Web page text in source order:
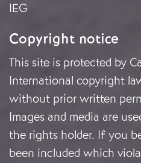
IEG
Copyright notice
This site is protected by
International copyright
without prior written
Images and media are
the rights holder. If you
been included which